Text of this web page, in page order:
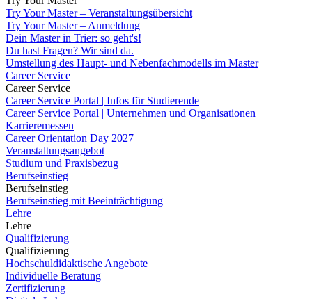
Try Your Master – Veranstaltungsübersicht
Try Your Master – Anmeldung
Dein Master in Trier: so geht's!
Du hast Fragen? Wir sind da.
Umstellung des Haupt- und Nebenfachmodells im Master
Career Service
Career Service
Career Service Portal | Infos für Studierende
Career Service Portal | Unternehmen und Organisationen
Karrieremessen
Career Orientation Day 2027
Veranstaltungsangebot
Studium und Praxisbezug
Berufseinstieg
Berufseinstieg
Berufseinstieg mit Beeinträchtigung
Lehre
Lehre
Qualifizierung
Qualifizierung
Hochschuldidaktische Angebote
Individuelle Beratung
Zertifizierung